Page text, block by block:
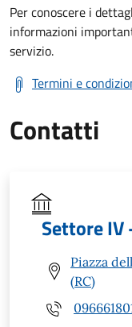
Per conoscere i
informazioni
servizio.
Termini e
Contatti
Settore IV
Piazza
(RC)